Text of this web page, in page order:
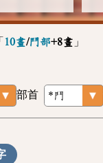
10畫/鬥部+8畫 」
部首